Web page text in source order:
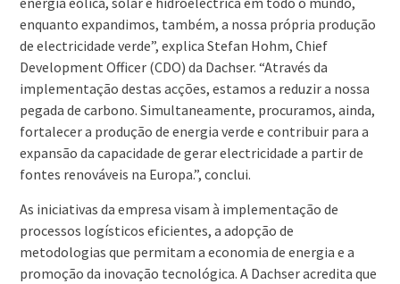
enquanto expandimos, também, a nossa própria produção
de electricidade verde”, explica Stefan Hohm, Chief
Development Officer (CDO) da Dachser. “Através da
implementação destas acções, estamos a reduzir a nossa
pegada de carbono. Simultaneamente, procuramos, ainda,
fortalecer a produção de energia verde e contribuir para a
expansão da capacidade de gerar electricidade a partir de
fontes renováveis na Europa.”, conclui.
As iniciativas da empresa visam à implementação de
processos logísticos eficientes, a adopção de
metodologias que permitam a economia de energia e a
promoção da inovação tecnológica. A Dachser acredita que